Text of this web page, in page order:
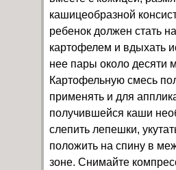
кашицеобразной
ребенок должен стать
картофелем и вдыхать
нее пары около десяти
Картофельную смесь
применять и для
получившейся каши
слепить лепешки,
положить на спину в
зоне. Снимайте